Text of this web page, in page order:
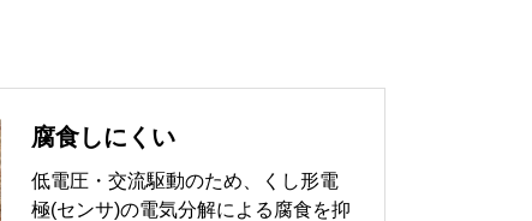
腐食しにくい
低電圧・交流駆動のため、くし形電
極(センサ)の電気分解による腐食を抑